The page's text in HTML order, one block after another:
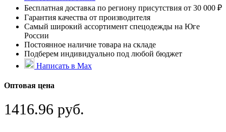
Бесплатная доставка по региону присутствия от 30 000 ₽
Гарантия качества от производителя
Самый широкий ассортимент спецодежды на Юге
России
Постоянное наличие товара на складе
Подберем индивидуально под любой бюджет
Написать в Max
Оптовая цена
1416.96 руб.